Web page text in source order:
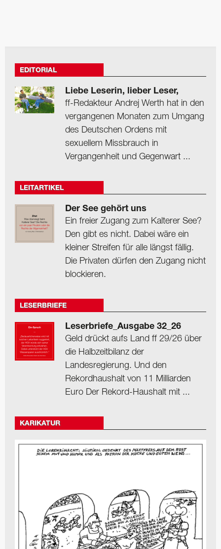
EDITORIAL
Liebe Leserin, lieber Leser,
ff-Redakteur Andrej Werth hat in den
vergangenen Monaten zum Umgang
des Deutschen Ordens mit
sexuellem Missbrauch in
Vergangenheit und Gegenwart ...
LEITARTIKEL
Der See gehört uns
Ein freier Zugang zum Kalterer See?
Den gibt es nicht. Dabei wäre ein
kleiner Streifen für alle längst fällig.
Die Privaten dürfen den Zugang nicht
blockieren.
LESERBRIEFE
Leserbriefe_Ausgabe 32_26
Geld drückt aufs Land ff 29/26 über
die Halbzeitbilanz der
Landesregierung. Und den
Rekordhaushalt von 11 Milliarden
Euro Der Rekord-Haushalt mit ...
KARIKATUR